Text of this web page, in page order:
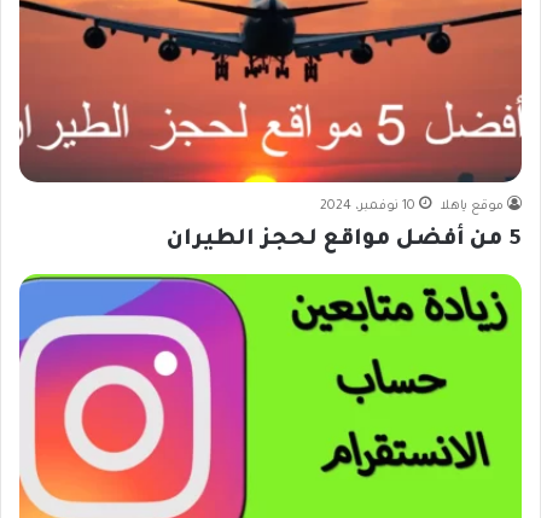
موقع ياهلا 10 نوفمبر، 2024
5 من أفضل مواقع لحجز الطيران